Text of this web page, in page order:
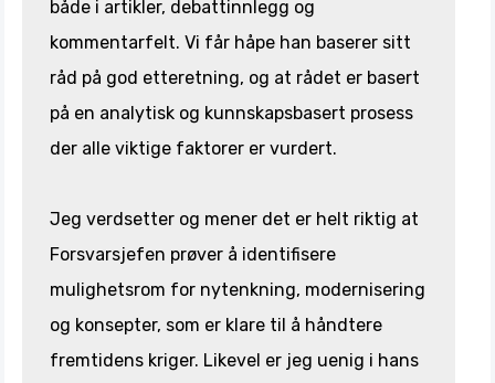
både i artikler, debattinnlegg og
kommentarfelt. Vi får håpe han baserer sitt
råd på god etteretning, og at rådet er basert
på en analytisk og kunnskapsbasert prosess
der alle viktige faktorer er vurdert.
Jeg verdsetter og mener det er helt riktig at
Forsvarsjefen prøver å identifisere
mulighetsrom for nytenkning, modernisering
og konsepter, som er klare til å håndtere
fremtidens kriger. Likevel er jeg uenig i hans